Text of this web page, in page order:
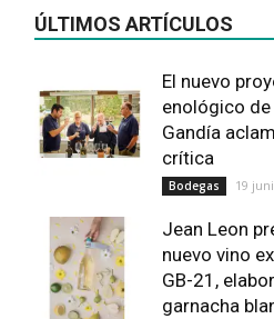
ÚLTIMOS ARTÍCULOS
El nuevo
enológico
Gandía
crítica
Bodegas 19
Jean Leon
nuevo vino
GB-21,
garnacha